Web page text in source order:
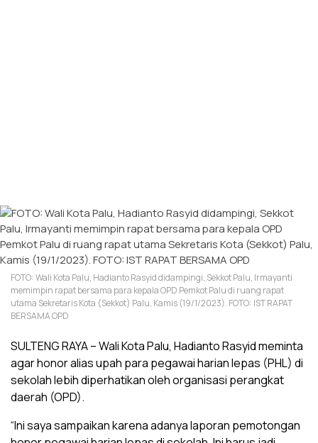
FOTO: Wali Kota Palu, Hadianto Rasyid didampingi, Sekkot Palu, Irmayanti
memimpin rapat bersama para kepala OPD Pemkot Palu di ruang rapat
utama Sekretaris Kota (Sekkot) Palu, Kamis (19/1/2023). FOTO: IST RAPAT
BERSAMA OPD
SULTENG RAYA – Wali Kota Palu, Hadianto Rasyid meminta
agar honor alias upah para pegawai harian lepas (PHL) di
sekolah lebih diperhatikan oleh organisasi perangkat
daerah (OPD).
“Ini saya sampaikan karena adanya laporan pemotongan